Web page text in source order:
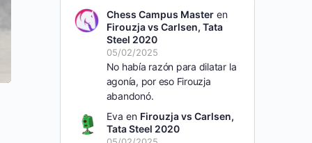
Chess Campus Masteren
Firouzja vs Carlsen, Tata
Steel 2020
05/02/2025
No había razón para dilatar la
agonía, por eso Firouzja
abandonó.
Eva en Firouzja vs Carlsen,
Tata Steel 2020